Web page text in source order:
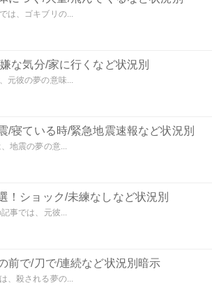
は、ゴキブリの...
な気分/家に行くなど状況別
元彼の夢の意味...
/寝ている時/緊急地震速報など状況別
地震の夢の意...
！ショック/未練なしなど状況別
事では、元彼...
前で/刀で/連続など状況別暗示
、殺される夢の...